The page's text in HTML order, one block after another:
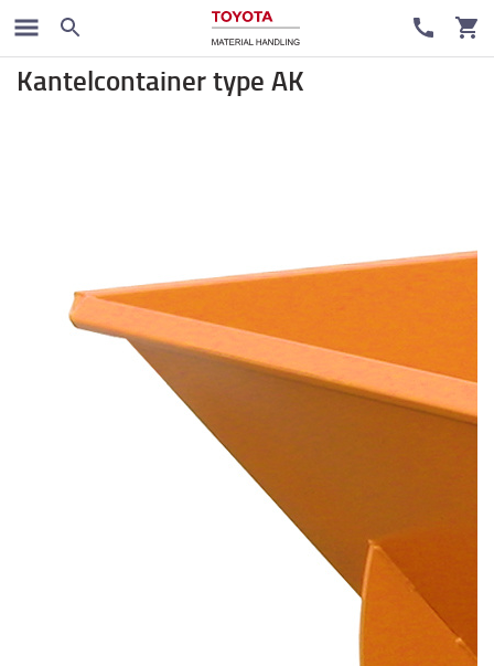
Heftruck voorzetapparatuur
Kantelcontainer type AK